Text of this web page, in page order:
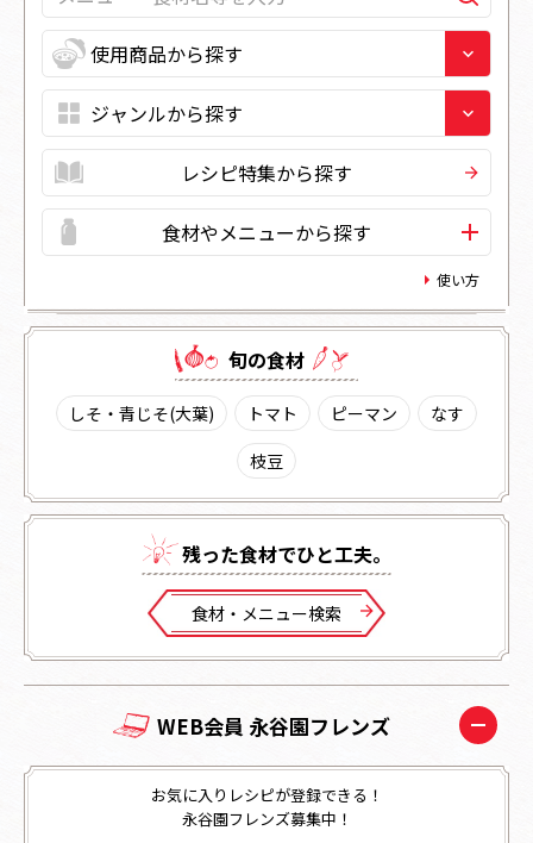
レシピ特集から探す
食材やメニューから探す
使い方
旬の⾷材
しそ・青じそ(大葉) トマト ピーマン
なす
枝豆
残った⾷材でひと⼯夫。
⾷材・メニュー検索
WEB会員 永谷園フレンズ
お気に入りレシピが登録できる！
永谷園フレンズ募集中！